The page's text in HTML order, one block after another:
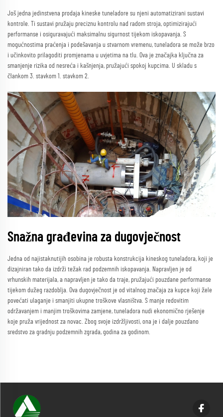
Još jedna jedinstvena prodaja kineske tuneladore su njeni automatizirani sustavi
kontrole. Ti sustavi pružaju preciznu kontrolu nad radom stroja, optimizirajući
performanse i osiguravajući maksimalnu sigurnost tijekom iskopavanja. S
mogućnostima praćenja i podešavanja u stvarnom vremenu, tuneladora se može brzo
i učinkovito prilagoditi promjenama u uvjetima na tlu. Ova je značajka ključna za
smanjenje rizika od nesreća i kašnjenja, pružajući spokoj kupcima. U skladu s
člankom 3. stavkom 1. stavkom 2.
Snažna građevina za dugovječnost
Jedna od najistaknutijih osobina je robusta konstrukcija kineskog tuneladora, koji je
dizajniran tako da izdrži težak rad podzemnih iskopavanja. Napravljen je od
vrhunskih materijala, a napravljen je tako da traje, pružajući pouzdane performanse
tijekom dužeg razdoblja. Ova dugovječnost je od vitalnog značaja za kupce koji žele
povećati ulaganje i smanjiti ukupne troškove vlasništva. S manje redovitim
održavanjem i manjim troškovima zamjene, tuneladora nudi ekonomično rješenje
koje pruža vrijednost za novac. Zbog svoje izdržljivosti, ona je i dalje pouzdano
sredstvo za gradnju podzemnih zgrada, godina za godinom.